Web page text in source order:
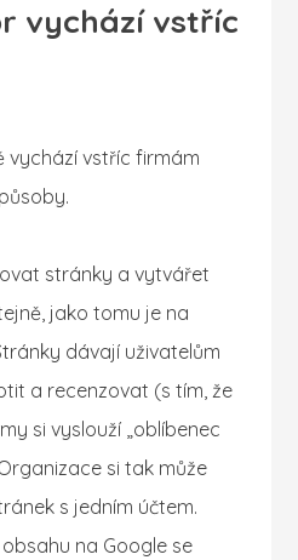
vychází vstříc
vychází vstříc firmám
stránky a vytvářet
jako tomu je na
dávají uživatelům
a recenzovat (s tím, že
si vyslouží „oblíbenec
si tak může
s jedním účtem.
na Google se